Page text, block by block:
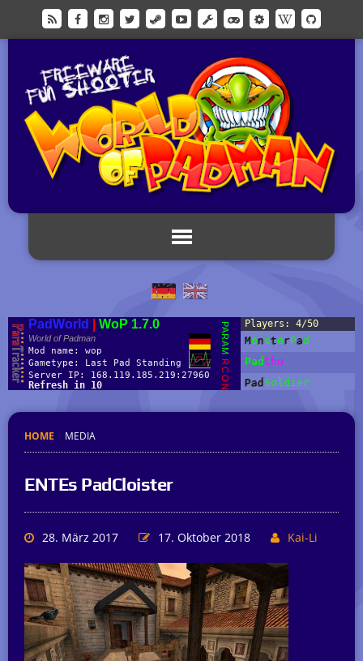
HOME MEDIA
ENTEs PadCloister
28. März 2017 17. Oktober 2018 Kai-Li